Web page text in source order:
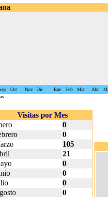
Oct Nov Dic Ene Feb Mar Abr
Visitas por Mes
0
0
105
21
0
0
0
0